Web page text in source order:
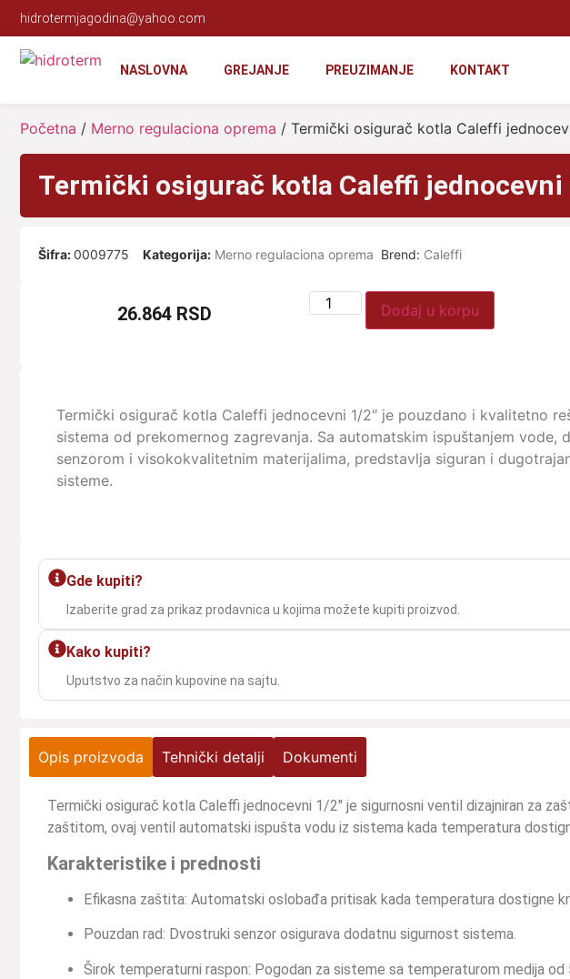
hidrotermjagodina@yahoo.com
NASLOVNA GREJANJE PREUZIMANJE KONTAKT
Početna / Merno regulaciona oprema / Termički osigurač kotla Caleffi
Termički osigurač kotla Caleffi jednocevni
Šifra:0009775 Kategorija: Merno regulaciona oprema Brend: Caleffi
26.864 RSD Dodaj u korpu
Termički osigurač kotla Caleffi jednocevni 1/2″ je pouzdano i kvalitetno
sistema od prekomernog zagrevanja. Sa automatskim ispuštanjem vode,
senzorom i visokokvalitetnim materijalima, predstavlja siguran i
sisteme.
Gde kupiti?
Izaberite grad za prikaz prodavnica u kojima možete kupiti proizvod.
Kako kupiti?
Uputstvo za način kupovine na sajtu.
Opis proizvoda Tehnički detalji Dokumenti
Termički osigurač kotla Caleffi jednocevni 1/2″ je sigurnosni ventil dizajniran za
zaštitom, ovaj ventil automatski ispušta vodu iz sistema kada temperatura
Karakteristike i prednosti
Efikasna zaštita: Automatski oslobađa pritisak kada temperatura dostigne
Pouzdan rad: Dvostruki senzor osigurava dodatnu sigurnost sistema.
Širok temperaturni raspon: Pogodan za sisteme sa temperaturom medija od